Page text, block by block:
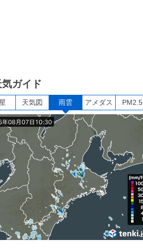
ガイド
天気図 雨雲 アメダス PM2.5